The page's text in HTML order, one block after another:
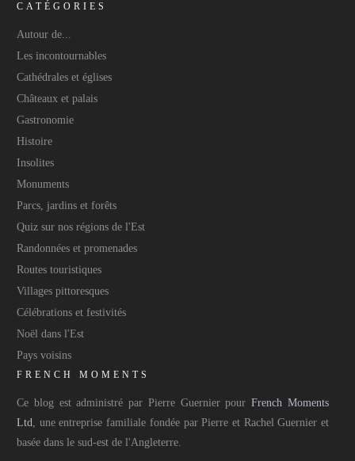
CATÉGORIES
Autour de...
Les incontournables
Cathédrales et églises
Châteaux et palais
Gastronomie
Histoire
Insolites
Monuments
Parcs, jardins et forêts
Quiz sur nos régions de l'Est
Randonnées et promenades
Routes touristiques
Villages pittoresques
Célébrations et festivités
Noël dans l'Est
Pays voisins
FRENCH MOMENTS
Ce blog est administré par Pierre Guernier pourFrench Moments
Ltd, une entreprise familiale fondée par Pierre et Rachel Guernier et
basée dans le sud-est de l'Angleterre.